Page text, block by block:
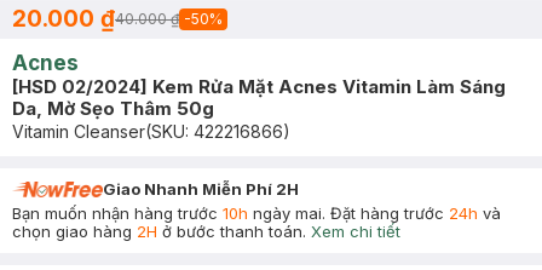
20.000 ₫40.000 ₫ -50%
Acnes
[HSD 02/2024] Kem Rửa Mặt Acnes Vitamin Làm Sáng
Da, Mờ Sẹo Thâm 50g
Vitamin Cleanser(SKU: 422216866)
Giao Nhanh Miễn Phí 2H
Bạn muốn nhận hàng trước 10h ngày mai. Đặt hàng trước 24h và
chọn giao hàng 2H ở bước thanh toán. Xem chi tiết